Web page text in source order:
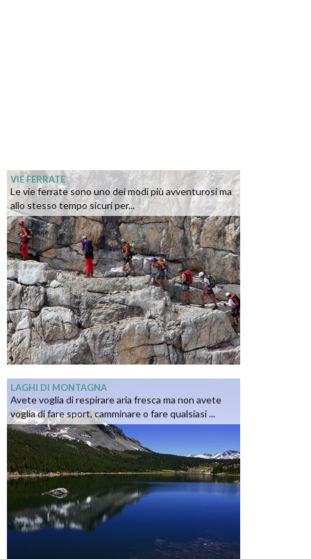
VIE FERRATE
Le vie ferrate sono uno dei modi più avventurosi ma
allo stesso tempo sicuri per...
LAGHI DI MONTAGNA
Avete voglia di respirare aria fresca ma non avete
voglia di fare sport, camminare o fare qualsiasi ...